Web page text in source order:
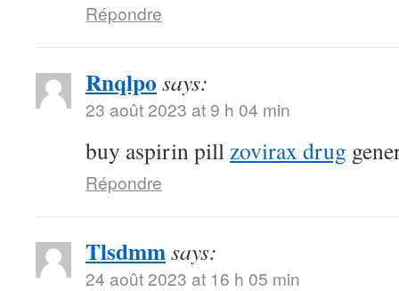
Répondre
Rnqlpo says:
23 août 2023 at 9 h 04 min
buy aspirin pillzovirax drug
Répondre
Tlsdmmsays:
24 août 2023 at 16 h 05 min